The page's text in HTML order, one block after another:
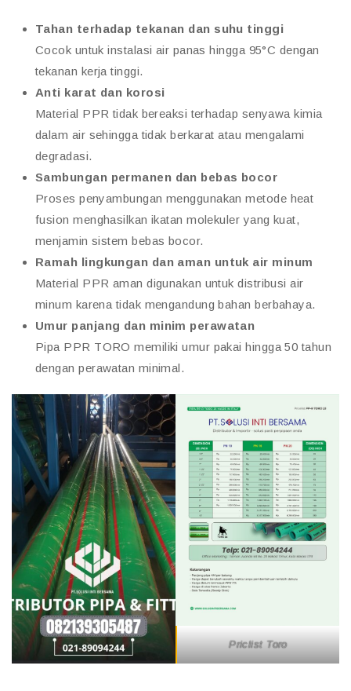
Tahan terhadap tekanan dan suhu tinggi
Cocok untuk instalasi air panas hingga 95°C dengan
tekanan kerja tinggi.
Anti karat dan korosi
Material PPR tidak bereaksi terhadap senyawa kimia
dalam air sehingga tidak berkarat atau mengalami
degradasi.
Sambungan permanen dan bebas bocor
Proses penyambungan menggunakan metode heat
fusion menghasilkan ikatan molekuler yang kuat,
menjamin sistem bebas bocor.
Ramah lingkungan dan aman untuk air minum
Material PPR aman digunakan untuk distribusi air
minum karena tidak mengandung bahan berbahaya.
Umur panjang dan minim perawatan
Pipa PPR TORO memiliki umur pakai hingga 50 tahun
dengan perawatan minimal.
Priclist Toro